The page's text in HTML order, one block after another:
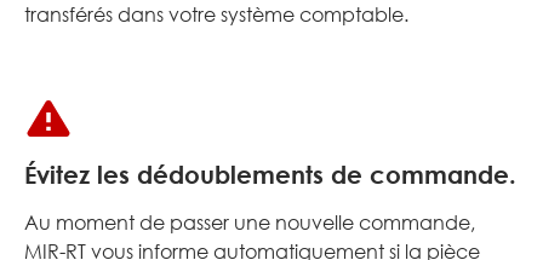
transférés dans votre système comptable.
Évitez les dédoublements de commande.
Au moment de passer une nouvelle commande,
MIR-RT vous informe automatiquement si la pièce